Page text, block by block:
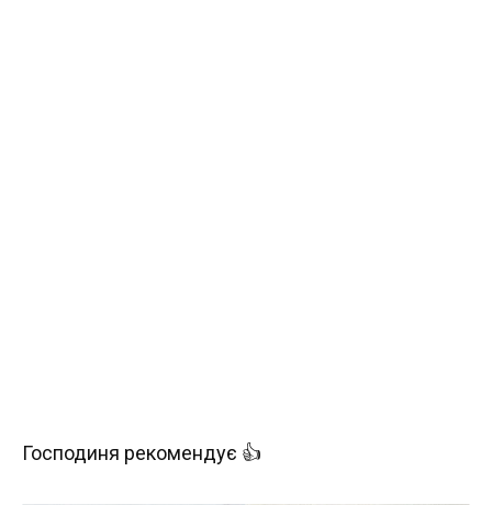
Господиня рекомендує 👍